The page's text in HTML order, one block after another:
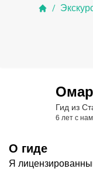
/
Гид из
6 лет с
О гиде
Я